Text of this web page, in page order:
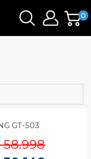
0
GT-503
58.998